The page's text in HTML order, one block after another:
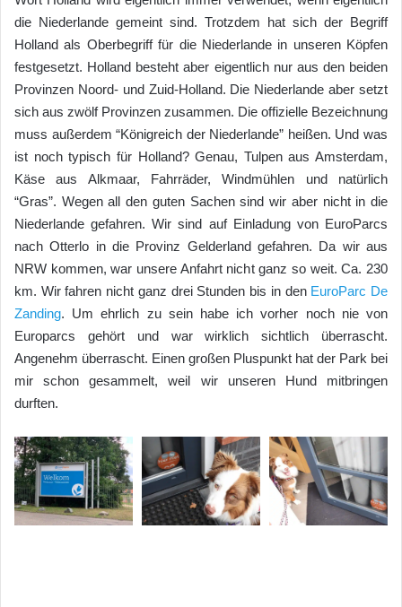
die Niederlande gemeint sind. Trotzdem hat sich der Begriff
Holland als Oberbegriff für die Niederlande in unseren Köpfen
festgesetzt. Holland besteht aber eigentlich nur aus den beiden
Provinzen Noord- und Zuid-Holland. Die Niederlande aber setzt
sich aus zwölf Provinzen zusammen. Die offizielle Bezeichnung
muss außerdem “Königreich der Niederlande” heißen. Und was
ist noch typisch für Holland? Genau, Tulpen aus Amsterdam,
Käse aus Alkmaar, Fahrräder, Windmühlen und natürlich
“Gras”. Wegen all den guten Sachen sind wir aber nicht in die
Niederlande gefahren. Wir sind auf Einladung von EuroParcs
nach Otterlo in die Provinz Gelderland gefahren. Da wir aus
NRW kommen, war unsere Anfahrt nicht ganz so weit. Ca. 230
km. Wir fahren nicht ganz drei Stunden bis in den EuroParc De
Zanding. Um ehrlich zu sein habe ich vorher noch nie von
Europarcs gehört und war wirklich sichtlich überrascht.
Angenehm überrascht. Einen großen Pluspunkt hat der Park bei
mir schon gesammelt, weil wir unseren Hund mitbringen
durften.